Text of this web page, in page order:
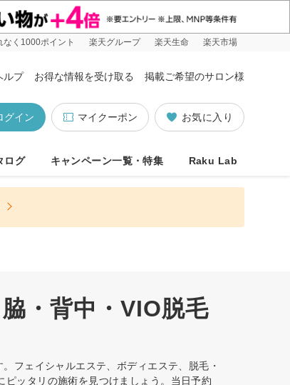
なく1000ポイント 楽天グループ 楽天生命 楽天市場
ルプ お得な情報を受け取る 掲載ご希望のサロン様
お気に入り
マイクーポン
グイン
ログ キャンペーン一覧・特集 Raku Lab
・背中・VIO脱毛
フェイシャルエステ、ボディエステ、脱毛・
ッタリの施術を見つけましょう。当日予約